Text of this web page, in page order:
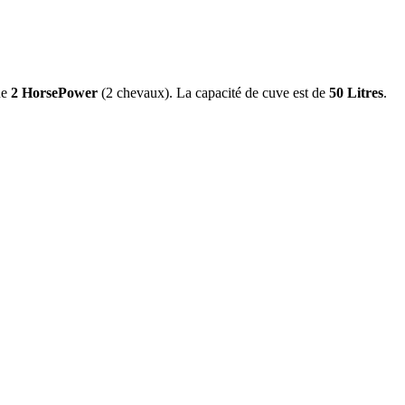
2 HorsePower (2 chevaux). La capacité de cuve est de 50 Litres.